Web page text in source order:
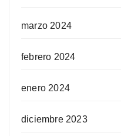
marzo 2024
febrero 2024
enero 2024
diciembre 2023